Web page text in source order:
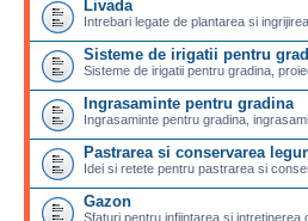
Livada
Intrebari legate de plantarea si
Sisteme de irigatii pentru
Sisteme de irigatii pentru gradina,
Ingrasaminte pentru gradina
Ingrasaminte pentru gradina,
Pastrarea si conservarea
Idei si retete pentru pastrarea si
Gazon
Sfaturi pentru infiintarea si